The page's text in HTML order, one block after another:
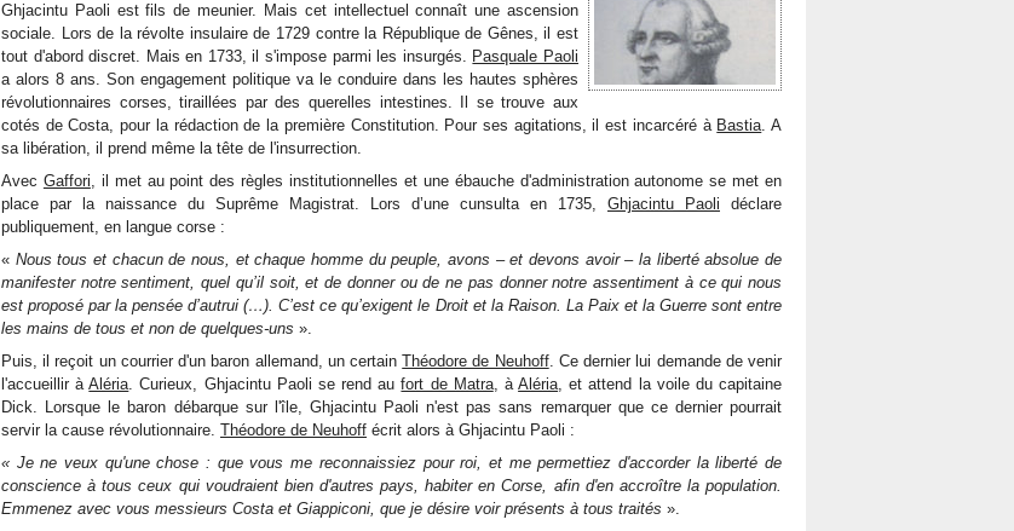
Ghjacintu Paoli est fils de meunier. Mais cet intellectuel connaît une ascension
sociale. Lors de la révolte insulaire de 1729 contre la République de Gênes, il est
tout d'abord discret. Mais en 1733, il s'impose parmi les insurgés. Pasquale Paoli
a alors 8 ans. Son engagement politique va le conduire dans les hautes sphères
révolutionnaires corses, tiraillées par des querelles intestines. Il se trouve aux
cotés de Costa, pour la rédaction de la première Constitution. Pour ses agitations, il est incarcéré à Bastia. A
sa libération, il prend même la tête de l'insurrection.
Avec Gaffori, il met au point des règles institutionnelles et une ébauche d'administration autonome se met en
place par la naissance du Suprême Magistrat. Lors d’une cunsulta en 1735, Ghjacintu Paoli déclare
publiquement, en langue corse :
« Nous tous et chacun de nous, et chaque homme du peuple, avons – et devons avoir – la liberté absolue de
manifester notre sentiment, quel qu’il soit, et de donner ou de ne pas donner notre assentiment à ce qui nous
est proposé par la pensée d’autrui (…). C’est ce qu’exigent le Droit et la Raison. La Paix et la Guerre sont entre
les mains de tous et non de quelques-uns ».
Puis, il reçoit un courrier d'un baron allemand, un certainThéodore de Neuhoff. Ce dernier lui demande de venir
l'accueillir àAléria. Curieux, Ghjacintu Paoli se rend aufort de Matra, àAléria, et attend la voile du capitaine
Dick. Lorsque le baron débarque sur l'île, Ghjacintu Paoli n'est pas sans remarquer que ce dernier pourrait
servir la cause révolutionnaire. Théodore de Neuhoff écrit alors à Ghjacintu Paoli :
« Je ne veux qu'une chose : que vous me reconnaissiez pour roi, et me permettiez d'accorder la liberté de
conscience à tous ceux qui voudraient bien d'autres pays, habiter en Corse, afin d'en accroître la population.
Emmenez avec vous messieurs Costa et Giappiconi, que je désire voir présents à tous traités ».